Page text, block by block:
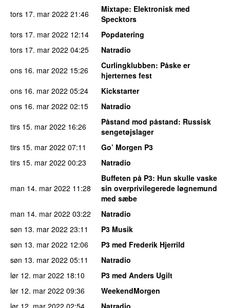
tors 17. mar 2022 21:46 Mixtape: Elektronisk med
Specktors
tors 17. mar 2022 12:14
Popdatering
tors 17. mar 2022 04:25
Natradio
ons 16. mar 2022 15:26 Curlingklubben: Påske er
hjerternes fest
ons 16. mar 2022 05:24
Kickstarter
ons 16. mar 2022 02:15
Natradio
tirs 15. mar 2022 16:26 Påstand mod påstand: Russisk
sengetøjslager
tirs 15. mar 2022 07:11
Go’ Morgen P3
tirs 15. mar 2022 00:23 Natradio
man 14. mar 2022 11:28
Buffeten på P3: Hun skulle vaske
sin overprivilegerede løgnemund
med sæbe
man 14. mar 2022 03:22
Natradio
søn 13. mar 2022 23:11
P3 Musik
søn 13. mar 2022 12:06
P3 med Frederik Hjerrild
søn 13. mar 2022 05:11
Natradio
lør 12. mar 2022 18:10
P3 med Anders Ugilt
lør 12. mar 2022 09:36
WeekendMorgen
lør 12. mar 2022 02:54 Natradio